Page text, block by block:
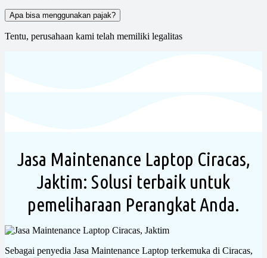
Apa bisa menggunakan pajak?
Tentu, perusahaan kami telah memiliki legalitas
Jasa Maintenance Laptop Ciracas,
Jaktim: Solusi terbaik untuk
pemeliharaan Perangkat Anda.
Sebagai penyedia Jasa Maintenance Laptop terkemuka di Ciracas,